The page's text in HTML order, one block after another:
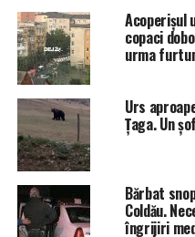
Acoperișul
copaci
urma
Urs
Țaga. Un
Bărbat
Coldău.
îngrijiri